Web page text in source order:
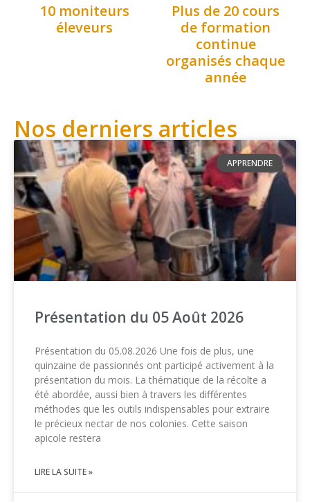
10 moniteurs
éleveurs
Plus de 20 cours
de formation
continue
organisés chaque
année
Nos derniers articles
APPRENDRE
Présentation du 05 Août 2026
Présentation du 05.08.2026 Une fois de plus, une
quinzaine de passionnés ont participé activement à la
présentation du mois. La thématique de la récolte a
été abordée, aussi bien à travers les différentes
méthodes que les outils indispensables pour extraire
le précieux nectar de nos colonies. Cette saison
apicole restera
LIRE LA SUITE »